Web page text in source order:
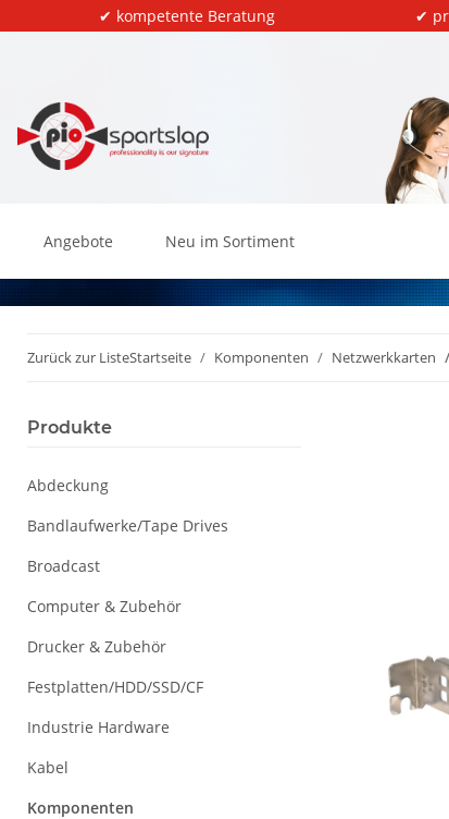
✔ kompetente Beratung ✔
Angebote Neu im Sortiment
Zurück zur ListeStartseite Komponenten Netzwerkkarten
Produkte
Abdeckung
Bandlaufwerke/Tape Drives
Broadcast
Computer & Zubehör
Drucker & Zubehör
Festplatten/HDD/SSD/CF
Industrie Hardware
Kabel
Komponenten